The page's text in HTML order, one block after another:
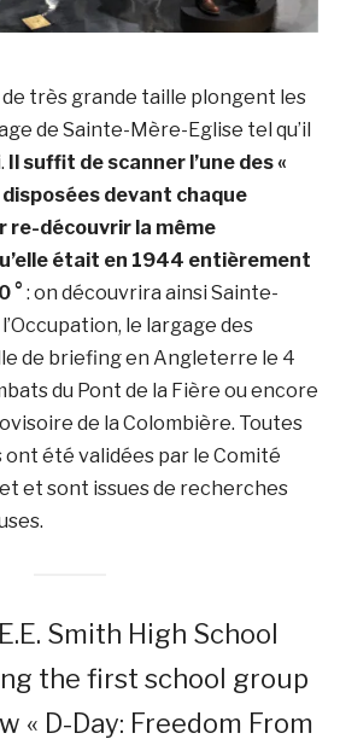
très grande taille plongent les
de Sainte-Mère-Eglise tel qu’il
Il suffit de scanner l’une des «
devant chaque
re-découvrir la même
était en 1944 entièrement
° : on découvrira ainsi Sainte-
le largage des
de briefing en Angleterre le 4
du Pont de la Fière ou encore
de la Colombière. Toutes
été validées par le Comité
et sont issues de recherches
Smith High School
the first school group
« D-Day: Freedom From